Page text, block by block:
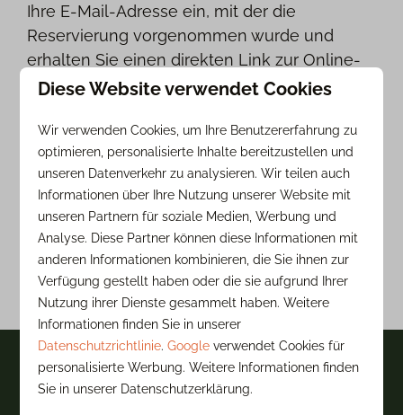
Ihre E-Mail-Adresse ein, mit der die
Reservierung vorgenommen wurde und
erhalten Sie einen direkten Link zur Online-
Umgebung.
Email
Zugangslink erhalten
Bezahlen Sie sicher
Diese Website verwendet Cookies
Wir verwenden Cookies, um Ihre Benutzererfahrung zu
optimieren, personalisierte Inhalte bereitzustellen und
unseren Datenverkehr zu analysieren. Wir teilen auch
Informationen über Ihre Nutzung unserer Website mit
unseren Partnern für soziale Medien, Werbung und
Analyse. Diese Partner können diese Informationen mit
anderen Informationen kombinieren, die Sie ihnen zur
Verfügung gestellt haben oder die sie aufgrund Ihrer
Nutzung ihrer Dienste gesammelt haben. Weitere
Informationen finden Sie in unserer
Datenschutzrichtlinie.Google verwendet Cookies für
personalisierte Werbung. Weitere Informationen finden
Sie in unserer Datenschutzerklärung.